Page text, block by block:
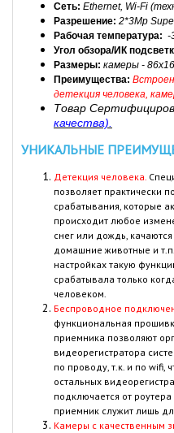
Сеть: Ethernet, Wi-Fi
Разрешение: 2*3Mp
Рабочая температура: -
Угол обзора/ИК
Размеры: камеры -
Преимущества:
детекция человека,
Товар
качества).
УНИКАЛЬНЫЕ
Детекция человека.
позволяет практически
срабатывания, которые
происходит любое
снег или дождь,
домашние животные и
настройках такую
срабатывала только
человеком.
Беспроводное
функциональная
приемника позволяют
видеорегистратора
по проводу, т.к. и по wifi,
остальных
подключается от
приемник служит лишь
Камеры с качественным